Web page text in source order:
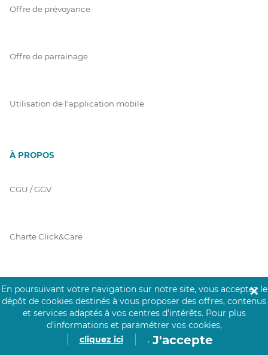
Offre de prévoyance
Offre de parrainage
Utilisation de l'application mobile
À PROPOS
CGU / GGV
Charte Click&Care
Code de Déontologie
Mentions Légales
En poursuivant votre navigation sur notre site, vous acceptez le
dépôt de cookies destinés à vous proposer des offres, contenus
et services adaptés à vos centres d’intérêts. Pour plus
d’informations et paramétrer vos cookies,
cliquez ici
. J'accepte
✕